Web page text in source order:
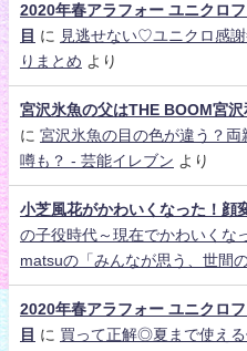
2020年春アラフォー ユニクロ
目 に
見逃せない♡ユニクロ感
りまとめ より
宮沢氷魚の父はTHE BOOM宮
に 宮沢氷魚の目の色が違う？
噂も？ - 芸能イレブン より
小芝風花がかわいくなった！顔
の子役時代～現在でかわいくな
matsuの「みんなが思う、世間
2020年春アラフォー ユニクロ
目 に 買って正解◎夏まで使え